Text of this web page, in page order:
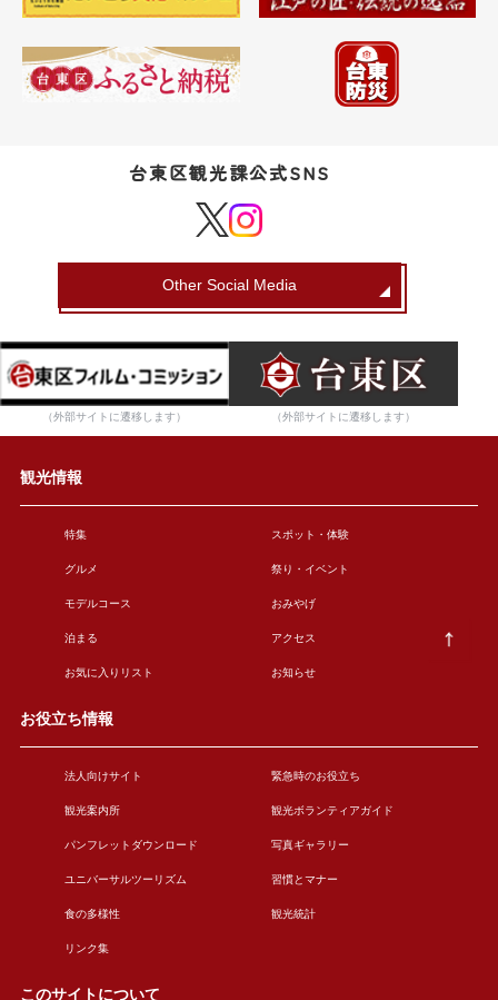
台東区観光課公式SNS
Other Social Media
（外部サイトに遷移します） （外部サイトに遷移します）
観光情報
特集 スポット・体験
グルメ 祭り・イベント
モデルコース おみやげ
泊まる アクセス
お気に入りリスト お知らせ
お役立ち情報
法人向けサイト 緊急時のお役立ち
観光案内所 観光ボランティアガイド
パンフレットダウンロード 写真ギャラリー
ユニバーサルツーリズム 習慣とマナー
食の多様性 観光統計
リンク集
このサイトについて